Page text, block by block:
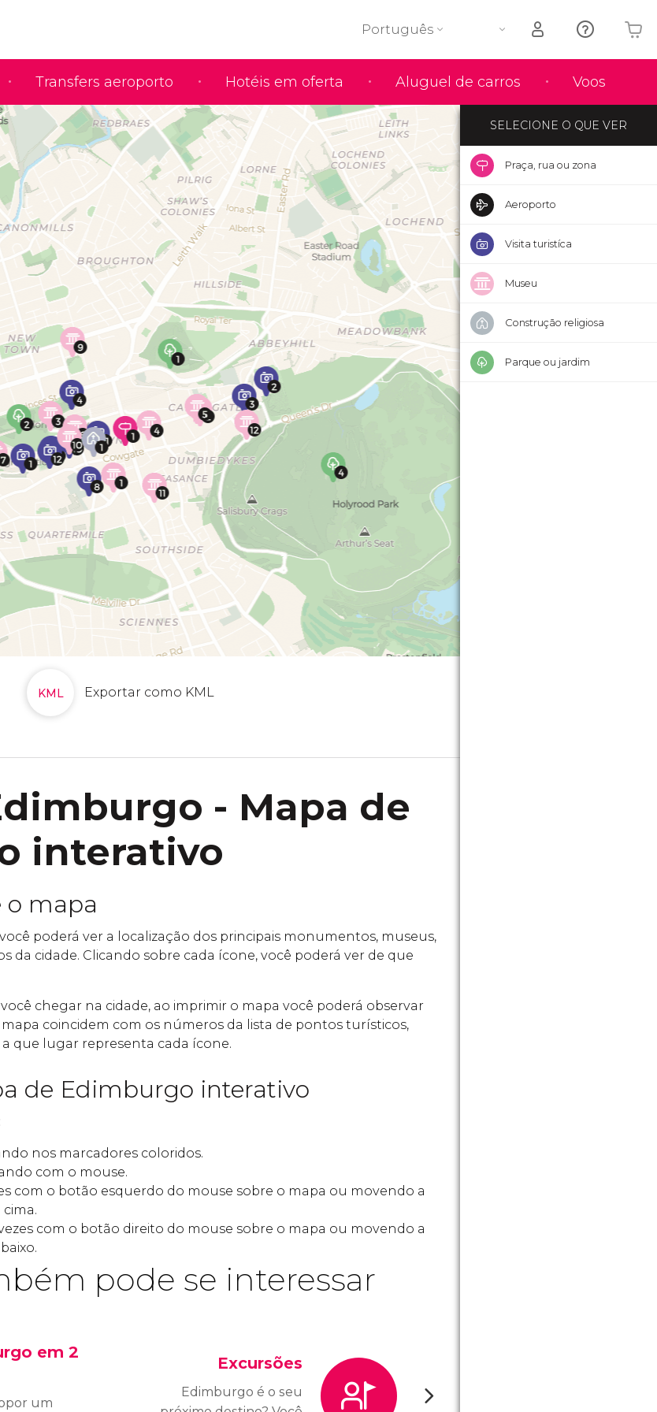
Transfers aeroporto Hotéis em oferta Aluguel de carros Voos
Português
Exportar como KML
- Mapa de
interativo
o mapa
poderá ver a localização dos principais monumentos, museus,
da cidade. Clicando sobre cada ícone, você poderá ver de que
chegar na cidade, ao imprimir o mapa você poderá observar
coincidem com os números da lista de pontos turísticos,
que lugar representa cada ícone.
de Edimburgo interativo
nos marcadores coloridos.
com o mouse.
com o botão esquerdo do mouse sobre o mapa ou movendo a
com o botão direito do mouse sobre o mapa ou movendo a
pode se interessar
em 2
um
Excursões
Edimburgo é o seu
SELECIONE O QUE VER
Praça, rua ou zona
Aeroporto
Visita turistíca
Museu
Construção religiosa
Parque ou jardim